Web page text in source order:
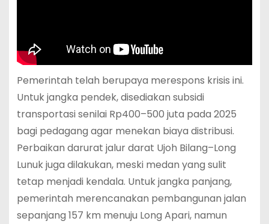
Pemerintah telah berupaya merespons krisis ini.
Untuk jangka pendek, disediakan subsidi
transportasi senilai Rp400–500 juta pada 2025
bagi pedagang agar menekan biaya distribusi.
Perbaikan darurat jalur darat Ujoh Bilang–Long
Lunuk juga dilakukan, meski medan yang sulit
tetap menjadi kendala. Untuk jangka panjang,
pemerintah merencanakan pembangunan jalan
sepanjang 157 km menuju Long Apari, namun